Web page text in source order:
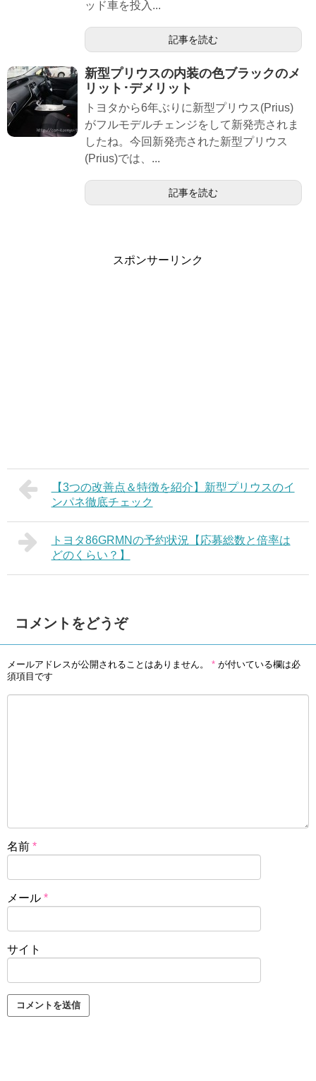
ッド車を投入...
記事を読む
新型プリウスの内装の色ブラックのメ
リット･デメリット
トヨタから6年ぶりに新型プリウス(Prius)
がフルモデルチェンジをして新発売されま
したね。今回新発売された新型プリウス
(Prius)では、...
記事を読む
スポンサーリンク
【3つの改善点＆特徴を紹介】新型プリウスのイ
ンパネ徹底チェック
トヨタ86GRMNの予約状況【応募総数と倍率は
どのくらい？】
コメントをどうぞ
メールアドレスが公開されることはありません。 * が付いている欄は必
須項目です
名前 *
メール *
サイト